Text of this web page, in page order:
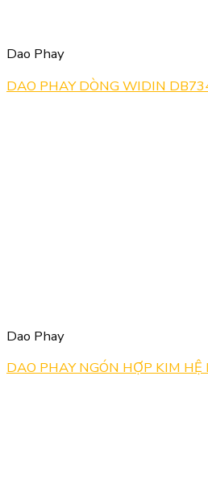
Dao Phay
DAO PHAY DÒNG WIDIN
Dao Phay
DAO PHAY NGÓN HỢP KIM